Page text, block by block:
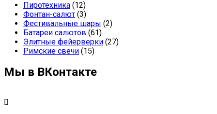
Пиротехника (12)
Фонтан-салют (3)
Фестивальные шары (2)
Батареи салютов (61)
Элитные фейерверки (27)
Римские свечи (15)
Мы в ВКонтакте